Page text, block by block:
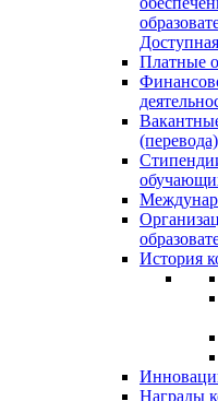
Платные
История
Награды